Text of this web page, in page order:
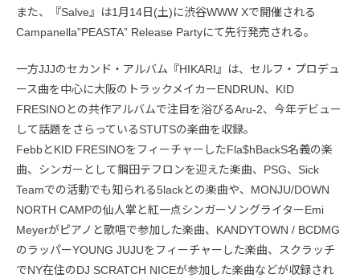
また、『Salve』は1月14日(土)に渋谷WWW Xで開催される
Campanella”PEASTA” Release Partyにて先行発売される。
一方JJJのセカンド・アルバム『HIKARI』は、セルフ・プロデュ
ース曲を中心に大阪のトラックメイカーENDRUN、KID
FRESINOとの共作アルバムで注目を浴びるAru-2、今年デビュー
して話題をさらっているSTUTSの楽曲を収録。
FebbとKID FRESINOをフィーチャーしたFla$hBackS名義の楽
曲、シンガーとして鋼田テフロンを迎えた楽曲、PSG、Sick
Teamでの活動でも知られる5lackとの楽曲や、MONJU/DOWN
NORTH CAMPの仙人掌と紅一点シンガーソングライターEmi
Meyerがピアノと歌唱で参加した楽曲、KANDYTOWN / BCDMG
のラッパーYOUNG JUJUをフィーチャーした楽曲、スクラッチ
でNY在住のDJ SCRATCH NICEが参加した楽曲などが収録され